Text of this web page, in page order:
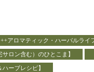
++アロマティック・ハーバルライ
サロン含む）のひとこま】
ハーブレシピ】